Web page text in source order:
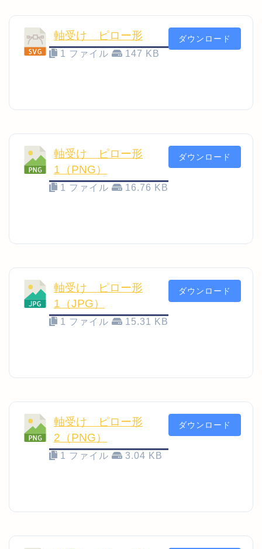
軸受け ピロー形
1 ファイル 147 KB
ダウンロード
軸受け ピロー形
1（PNG）
1 ファイル 16.76 KB
ダウンロード
軸受け ピロー形
1（JPG）
1 ファイル 15.31 KB
ダウンロード
軸受け ピロー形
2（PNG）
1 ファイル 3.04 KB
ダウンロード